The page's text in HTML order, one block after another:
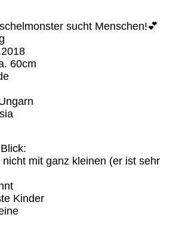
sucht Menschen!💕
60cm
mit ganz kleinen (er ist sehr
Kinder